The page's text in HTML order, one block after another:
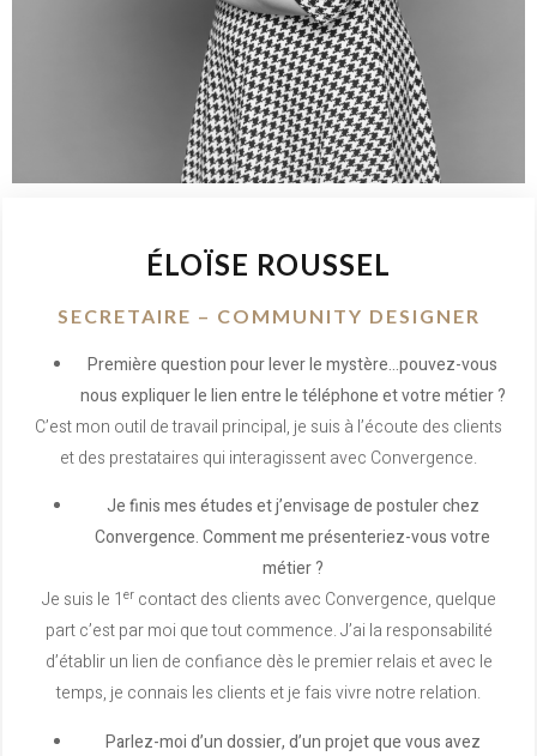
ÉLOÏSE ROUSSEL
SECRETAIRE – COMMUNITY DESIGNER
Première question pour lever le mystère…pouvez-vous
nous expliquer le lien entre le téléphone et votre métier ?
C’est mon outil de travail principal, je suis à l’écoute des clients
et des prestataires qui interagissent avec Convergence.
Je finis mes études et j’envisage de postuler chez
Convergence. Comment me présenteriez-vous votre
métier ?
Je suis le 1 er contact des clients avec Convergence, quelque
part c’est par moi que tout commence. J’ai la responsabilité
d’établir un lien de confiance dès le premier relais et avec le
temps, je connais les clients et je fais vivre notre relation.
Parlez-moi d’un dossier, d’un projet que vous avez